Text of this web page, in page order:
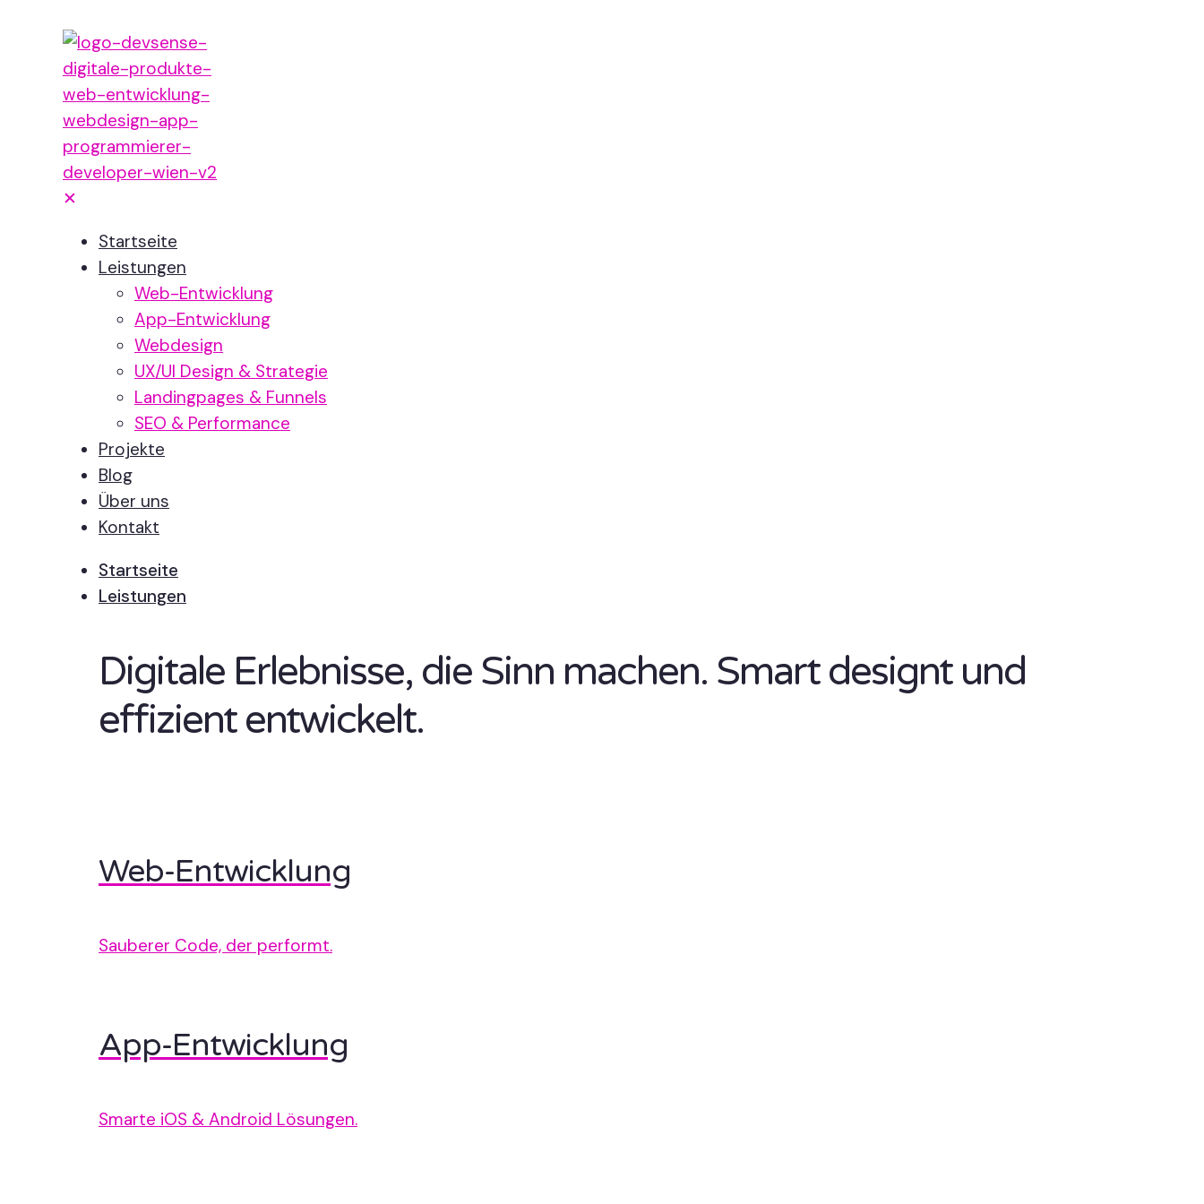
✕
Startseite
Leistungen
Web-Entwicklung
App-Entwicklung
Webdesign
UX/UI Design & Strategie
Landingpages & Funnels
SEO & Performance
Projekte
Blog
Über uns
Kontakt
Startseite
Leistungen
Digitale Erlebnisse, die Sinn machen. Smart designt und
effizient entwickelt.
Web-Entwicklung
Sauberer Code, der performt.
App-Entwicklung
Smarte iOS & Android Lösungen.